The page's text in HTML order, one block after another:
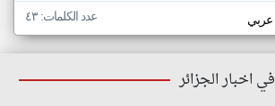
عربي عدد الكلمات: ٤٣
اخبار الجزائر